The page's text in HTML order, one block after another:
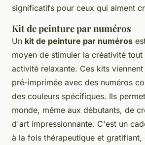
significatifs pour ceux qui aiment
Kit de peinture par numéros
Un kit de peinture par numéros
moyen de stimuler la créativité
activité relaxante. Ces kits
pré-imprimée avec des numéros
des couleurs spécifiques. Ils
monde, même aux débutants, de
d'art impressionnante. C'est un
à la fois thérapeutique et gratifiant,